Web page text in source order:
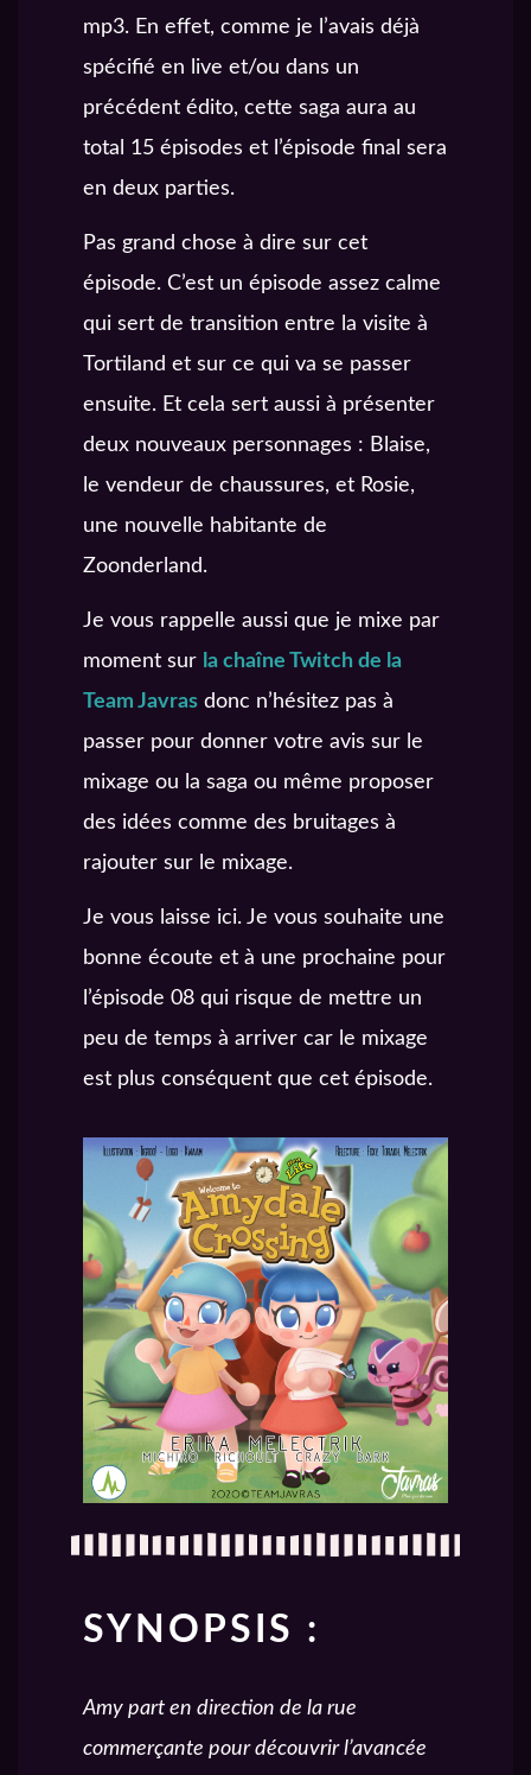
mp3. En effet, comme je l’avais déjà
spécifié en live et/ou dans un
précédent édito, cette saga aura au
total 15 épisodes et l’épisode final sera
en deux parties.
Pas grand chose à dire sur cet
épisode. C’est un épisode assez calme
qui sert de transition entre la visite à
Tortiland et sur ce qui va se passer
ensuite. Et cela sert aussi à présenter
deux nouveaux personnages : Blaise,
le vendeur de chaussures, et Rosie,
une nouvelle habitante de
Zoonderland.
Je vous rappelle aussi que je mixe par
moment sur la chaîne Twitch de la
Team Javras donc n’hésitez pas à
passer pour donner votre avis sur le
mixage ou la saga ou même proposer
des idées comme des bruitages à
rajouter sur le mixage.
Je vous laisse ici. Je vous souhaite une
bonne écoute et à une prochaine pour
l’épisode 08 qui risque de mettre un
peu de temps à arriver car le mixage
est plus conséquent que cet épisode.
SYNOPSIS :
Amy part en direction de la rue
commerçante pour découvrir l’avancée